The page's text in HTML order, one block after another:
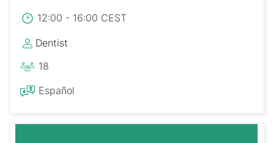
12:00 - 16:00 CEST
Dentist
18
Español